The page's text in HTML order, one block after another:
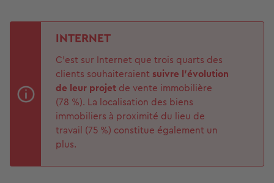
INTERNET
C’est sur Internet que trois quarts des
clients souhaiteraient suivre l’évolution
de leur projet de vente immobilière
(78 %). La localisation des biens
immobiliers à proximité du lieu de
travail (75 %) constitue également un
plus.